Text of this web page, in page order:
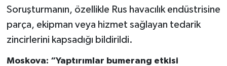
Soruşturmanın, özellikle Rus havacılık endüstrisine
parça, ekipman veya hizmet sağlayan tedarik
zincirlerini kapsadığı bildirildi.
Moskova: “Yaptırımlar bumerang etkisi